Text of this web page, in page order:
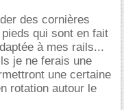
des cornières
qui sont en fait
à mes rails...
je ne ferais une
une certaine
rotation autour le